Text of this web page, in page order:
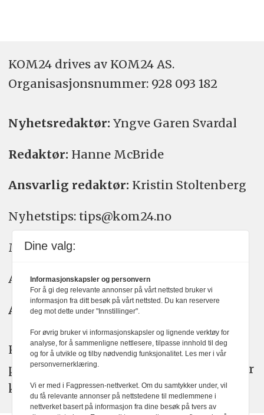
KOM24 drives av KOM24 AS.
Organisasjons­nummer: 928 093 182
Nyhetsredaktør: Yngve Garen Svardal
Redaktør: Hanne McBride
Ansvarlig redaktør: Kristin Stoltenberg
Nyhetstips: tips@kom24.no
Meninger: meninger@kom24.no
Annonse: annonse@watchmedia.no
Abonnement:kom24@watchmedia.no
KOM24 arbeider etter Vær Varsom-
plakatens regler for god presseskikk. Her
kan du lese mer omPFUsarbeid.
Dine valg:
Informasjonskapsler og personvern
For å gi deg relevante annonser på vårt nettsted bruker vi
informasjon fra ditt besøk på vårt nettsted. Du kan reservere
deg mot dette under "Innstillinger".
For øvrig bruker vi informasjonskapsler og lignende verktøy for
analyse, for å sammenligne nettlesere, tilpasse innhold til deg
og for å utvikle og tilby nødvendig funksjonalitet. Les mer i vår
personvernerklæring.
Vi er med i Fagpressen-nettverket. Om du samtykker under, vil
du få relevante annonser på nettstedene til medlemmene i
nettverket basert på informasjon fra dine besøk på tvers av